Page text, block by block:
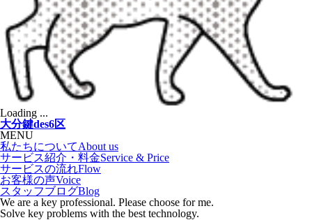
Loading ...
大分鍵des6区
MENU
私たちについてAbout us
サービス紹介・料金Service & Price
サービスの流れFlow
お客様の声Voice
スタッフブログBlog
We are a key professional. Please choose for me.
Solve key problems with the best technology.